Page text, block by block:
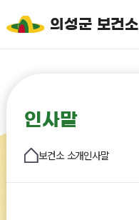
의성군 보건소
인사말
보건소 소개인사말